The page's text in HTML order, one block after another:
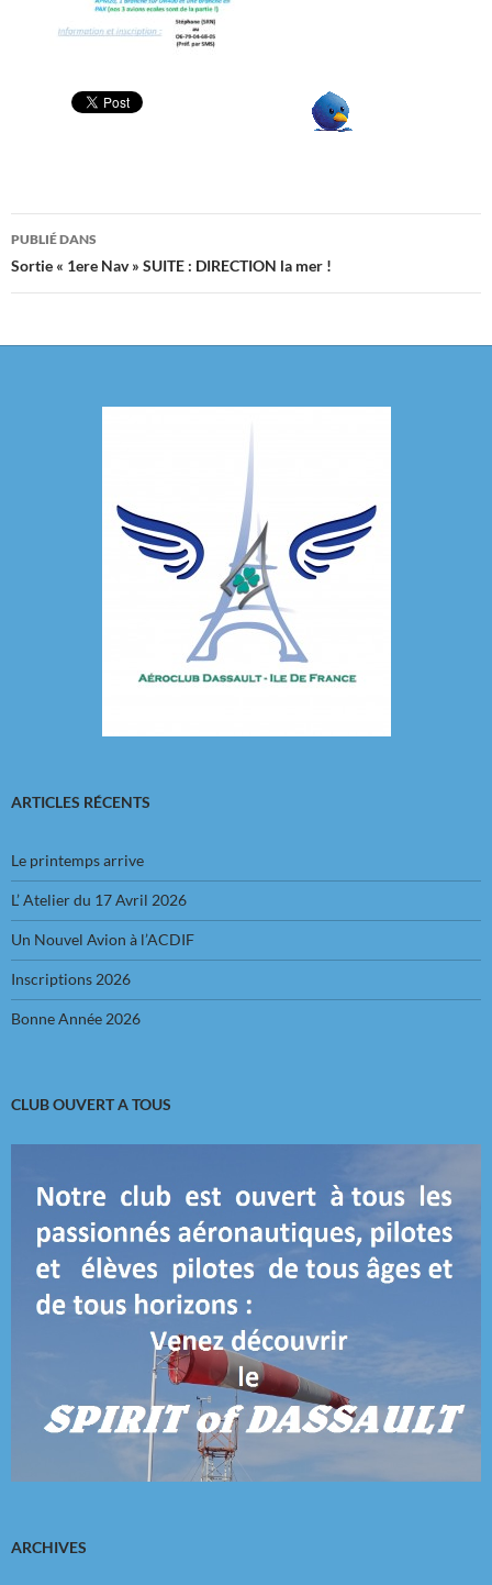
Navigation
des
PUBLIÉ DANS
Sortie « 1ere Nav » SUITE : DIRECTION la mer !
ARTICLES RÉCENTS
Le printemps arrive
L’ Atelier du 17 Avril 2026
Un Nouvel Avion à l’ACDIF
Inscriptions 2026
Bonne Année 2026
CLUB OUVERT A TOUS
ARCHIVES